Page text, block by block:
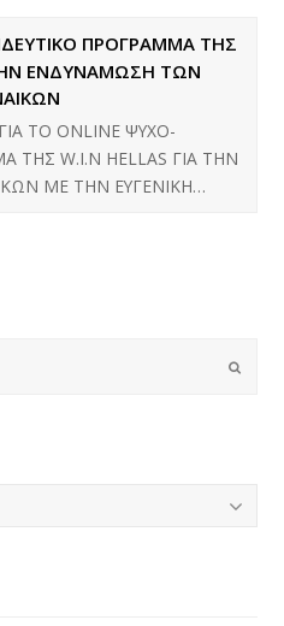
ΠΡΟΓΡΑΜΜΑ ΤΗΣ
ΤΗΝ ΕΝΔΥΝΑΜΩΣΗ ΤΩΝ
ΤΟ ONLINE ΨΥΧΟ-
ΤΗΣ W.I.N HELLAS ΓΙΑ ΤΗΝ
ΜΕ ΤΗΝ ΕΥΓΕΝΙΚΗ…
Submit